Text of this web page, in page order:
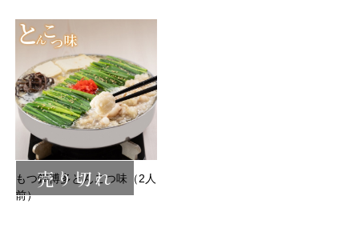
売り切れ
もつ鍋博多とんこつ味（2人
前）